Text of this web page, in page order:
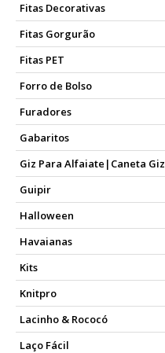
Fitas Decorativas
Fitas Gorgurão
Fitas PET
Forro de Bolso
Furadores
Gabaritos
Giz Para Alfaiate|Caneta Giz
Guipir
Halloween
Havaianas
Kits
Knitpro
Lacinho & Rococó
Laço Fácil